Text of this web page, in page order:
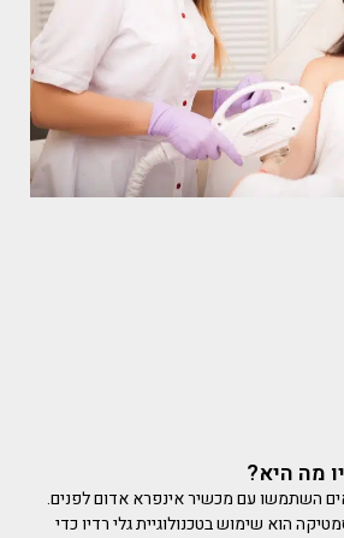
מה היא?
השתמשו עם מכשיר אינפרא אדום לפנים.
הוא שימוש בטכנולוגיית גלי רדיו כדי